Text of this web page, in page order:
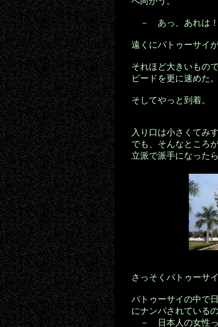
－ あっ、あれは
遠くにパトゥーサイ
それほど大きいもの
ピードを更に速めた
そしてやっと到着。
入り口は小さくてみ
でも、そんなところ
立派で派手になった
さっそくパトゥーサ
パトゥーサイの中で
にナンパされている
－ 日本人の女性っ